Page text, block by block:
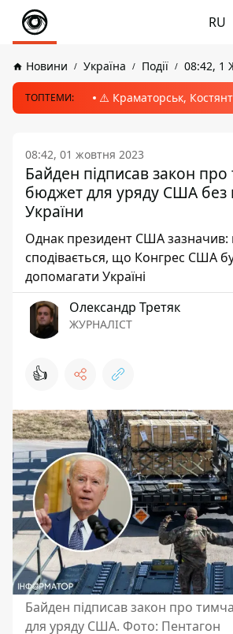
RU
Новини Україна Події 08:42, 1
ТОПТЕМИ: ⚠️ Краматорськ,
08:42, 01 жовтня 2023
Байден підписав закон
бюджет для уряду США без
України
Однак президент США зазначив:
сподівається, що Конгрес США
допомагати Україні
Олександр Третяк
ЖУРНАЛІСТ
👍
Байден підписав закон про
для уряду США. Фото: Пентагон